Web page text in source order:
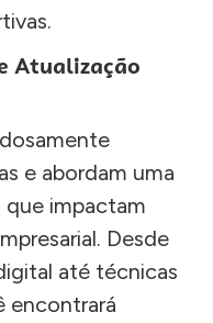
Atualização
e abordam uma
que impactam
Desde
até técnicas
encontrará